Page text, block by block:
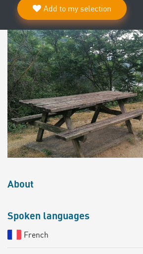
Add to my selection
About
Spoken languages
French